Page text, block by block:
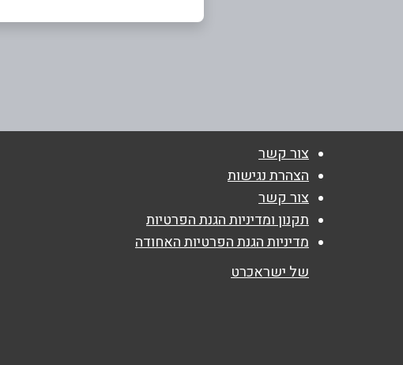
צור קשר
הצהרת נגישות
צור קשר
תקנון ומדיניות הגנת הפרטיות
מדיניות הגנת הפרטיות האחודה
של ישראכרט